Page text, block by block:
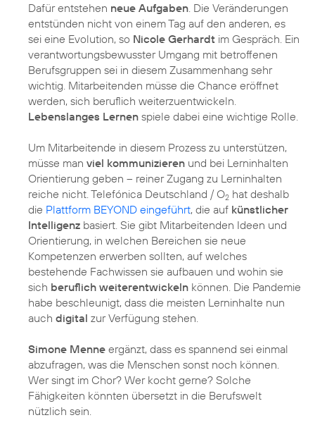
Dafür entstehen neue Aufgaben. Die Veränderungen
entstünden nicht von einem Tag auf den anderen, es
sei eine Evolution, so Nicole Gerhardt im Gespräch. Ein
verantwortungsbewusster Umgang mit betroffenen
Berufsgruppen sei in diesem Zusammenhang sehr
wichtig. Mitarbeitenden müsse die Chance eröffnet
werden, sich beruflich weiterzuentwickeln.
Lebenslanges Lernen spiele dabei eine wichtige Rolle.
Um Mitarbeitende in diesem Prozess zu unterstützen,
müsse man viel kommunizieren und bei Lerninhalten
Orientierung geben – reiner Zugang zu Lerninhalten
reiche nicht. Telefónica Deutschland / O2 hat deshalb
die Plattform BEYOND eingeführt, die auf künstlicher
Intelligenz basiert. Sie gibt Mitarbeitenden Ideen und
Orientierung, in welchen Bereichen sie neue
Kompetenzen erwerben sollten, auf welches
bestehende Fachwissen sie aufbauen und wohin sie
sich beruflich weiterentwickeln können. Die Pandemie
habe beschleunigt, dass die meisten Lerninhalte nun
auch digital zur Verfügung stehen.
Simone Menne ergänzt, dass es spannend sei einmal
abzufragen, was die Menschen sonst noch können.
Wer singt im Chor? Wer kocht gerne? Solche
Fähigkeiten könnten übersetzt in die Berufswelt
nützlich sein.